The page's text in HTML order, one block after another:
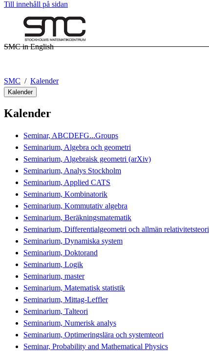
Till innehåll på sidan
SMC in English
SMC Kalender
Kalender
Kalender
Seminar, ABCDEFG...Groups
Seminarium, Algebra och geometri
Seminarium, Algebraisk geometri (arXiv)
Seminarium, Analys Stockholm
Seminarium, Applied CATS
Seminarium, Kombinatorik
Seminarium, Kommutativ algebra
Seminarium, Beräkningsmatematik
Seminarium, Differentialgeometri och allmän relativitetsteori
Seminarium, Dynamiska system
Seminarium, Doktorand
Seminarium, Logik
Seminarium, master
Seminarium, Matematisk statistik
Seminarium, Mittag-Leffler
Seminarium, Talteori
Seminarium, Numerisk analys
Seminarium, Optimeringslära och systemteori
Seminar, Probability and Mathematical Physics